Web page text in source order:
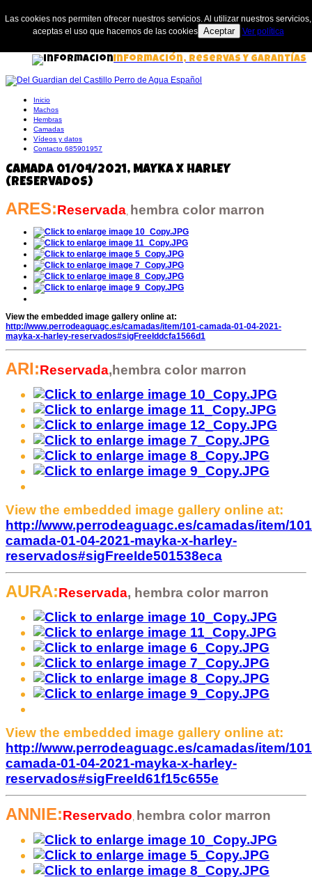
Información, Reservas y Garantías
Inicio
Machos
Hembras
Camadas
Vídeos y datos
Contacto 685901957
CAMADA 01/04/2021, MAYKA X HARLEY
(RESERVADOS)
ARES:Reservada, hembra color marron
View the embedded image gallery online at:
http://www.perrodeaguagc.es/camadas/item/101-camada-01-04-2021-
mayka-x-harley-reservados#sigFreeIddcfa1566d1
ARI:Reservada, hembra color marron
View the embedded image gallery online at:
http://www.perrodeaguagc.es/camadas/item/
camada-01-04-2021-mayka-x-harley-
reservados#sigFreeIde501538eca
AURA:Reservada, hembra color marron
View the embedded image gallery online at:
http://www.perrodeaguagc.es/camadas/item/
camada-01-04-2021-mayka-x-harley-
reservados#sigFreeId61f15c655e
ANNIE:Reservado, hembra color marron
Las cookies nos permiten ofrecer nuestros servicios. Al utilizar nuestros servicios,
aceptas el uso que hacemos de las cookies
Aceptar Ver política